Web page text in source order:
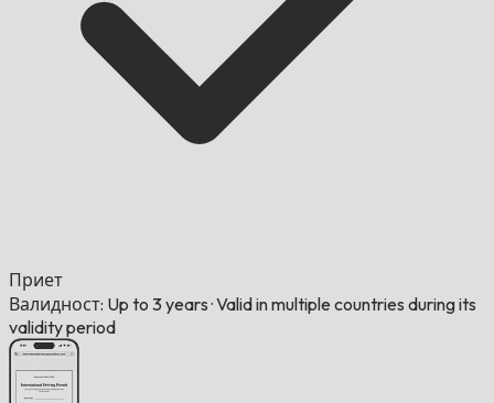
Приет
Валидност: Up to 3 years ·Valid in multiple countries during its
validity period